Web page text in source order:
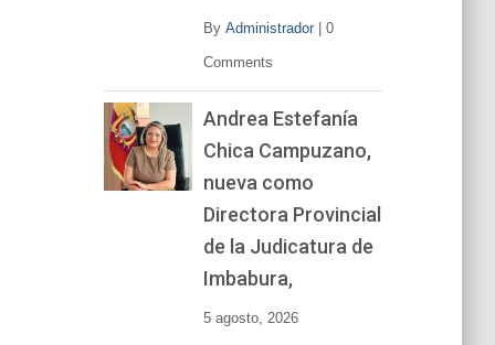
By Administrador| 0
Comments
Andrea Estefanía
Chica Campuzano,
nueva como
Directora Provincial
de la Judicatura de
Imbabura,
5 agosto, 2026